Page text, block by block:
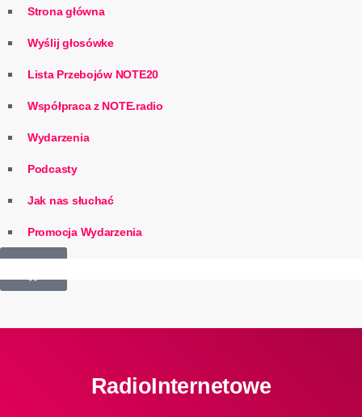
Strona główna
Wyślij głosówke
Lista Przebojów NOTE20
Współpraca z NOTE.radio
Wydarzenia
Podcasty
Jak nas słuchać
Promocja Wydarzenia
£0.00
RadioInternetowe